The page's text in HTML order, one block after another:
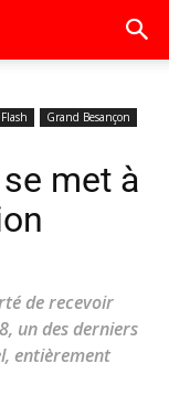
Flash
Grand Besançon
met à
de recevoir
un des derniers
entièrement